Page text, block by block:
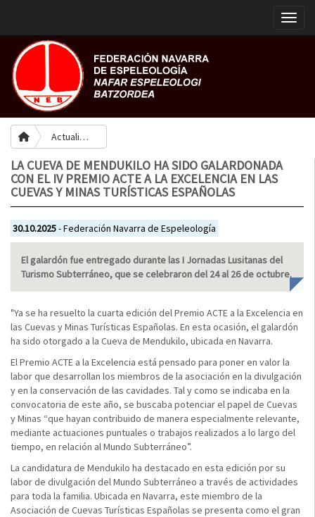
Actualidad
LA CUEVA DE MENDUKILO HA SIDO GALARDONADA
CON EL IV PREMIO ACTE A LA EXCELENCIA EN LAS
CUEVAS Y MINAS TURÍSTICAS ESPAÑOLAS
30.10.2025- Federación Navarra de Espeleología
El galardón fue entregado durante las I Jornadas Lusitanas del
Turismo Subterráneo, que se celebraron del 24 al 26 de octubre.
"Ya se ha resuelto la cuarta edición del Premio ACTE a la Excelencia en
las Cuevas y Minas Turísticas Españolas. En esta ocasión, el galardón
ha sido otorgado a la Cueva de Mendukilo, ubicada en Navarra.
El Premio ACTE a la Excelencia está pensado para poner en valor la
labor que desarrollan los miembros de la asociación en la divulgación
y en la conservación de las cavidades. Tal y como se indicaba en la
convocatoria de este año, se buscaba potenciar el papel de Cuevas
y Minas “que hayan contribuido de manera especialmente relevante,
mediante actuaciones puntuales o trabajos realizados a lo largo del
tiempo, en relación al Mundo Subterráneo”.
La candidatura de Mendukilo ha destacado en esta edición por su
labor de divulgación del Mundo Subterráneo a través de actividades
para toda la familia. Ubicada en Navarra, este miembro de la
Asociación de Cuevas Turísticas Españolas se presenta como el gran